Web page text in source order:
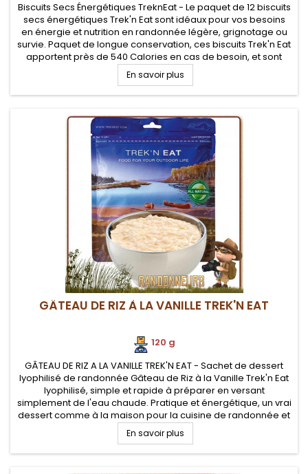
Biscuits Secs Énergétiques TreknEat - Le paquet de 12 biscuits
secs énergétiques Trek'n Eat sont idéaux pour vos besoins
en énergie et nutrition en randonnée légère, grignotage ou
survie. Paquet de longue conservation, ces biscuits Trek'n Eat
apportent près de 540 Calories en cas de besoin, et sont
faciles à stocker
En savoir plus
GÂTEAU DE RIZ À LA VANILLE TREK'N EAT
120 g
GÂTEAU DE RIZ A LA VANILLE TREK'N EAT - Sachet de dessert
lyophilisé de randonnée Gâteau de Riz à la Vanille Trek'n Eat
lyophilisé, simple et rapide à préparer en versant
simplement de l'eau chaude. Pratique et énergétique, un vrai
dessert comme à la maison pour la cuisine de randonnée et
le bivouac léger.
En savoir plus